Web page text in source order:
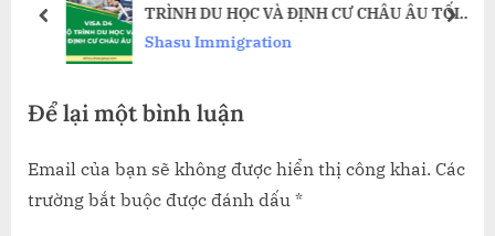
s
t
:
TRÌNH DU HỌC VÀ ĐỊNH CƯ CHÂU ÂU TỐI
ƯU NHẤT 2026
Shasu Immigration
prev next
Để lại một bình luận
Email của bạn sẽ không được hiển thị công khai. Các
trường bắt buộc được đánh dấu *